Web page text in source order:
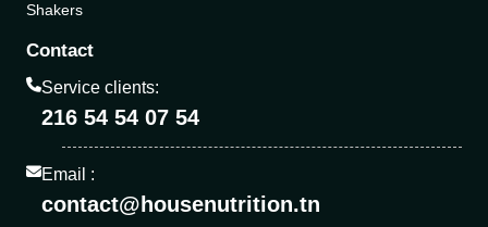
Shakers
Contact
Service clients:
216 54 54 07 54
Email :
contact@housenutrition.tn